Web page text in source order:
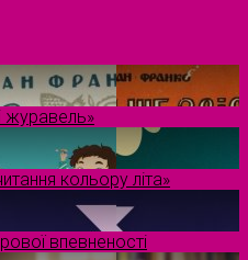
журавель»
кольору літа»
впевненості